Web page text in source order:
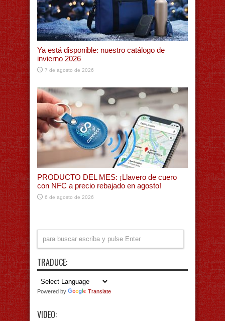
Ya está disponible: nuestro catálogo de
invierno 2026
7 de agosto de 2026
PRODUCTO DEL MES: ¡Llavero de cuero
con NFC a precio rebajado en agosto!
6 de agosto de 2026
TRADUCE:
Powered by Translate
VIDEO: